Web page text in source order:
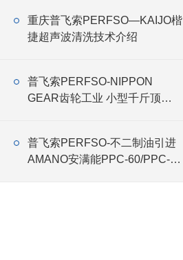
重庆普飞索PERFSO—KAIJO楷
捷超声波清洗技术介绍
普飞索PERFSO-NIPPON
GEAR齿轮工业 小型千斤顶
普飞索PERFSO-不二制油引进
AMANO安满能PPC-60/PPC-75